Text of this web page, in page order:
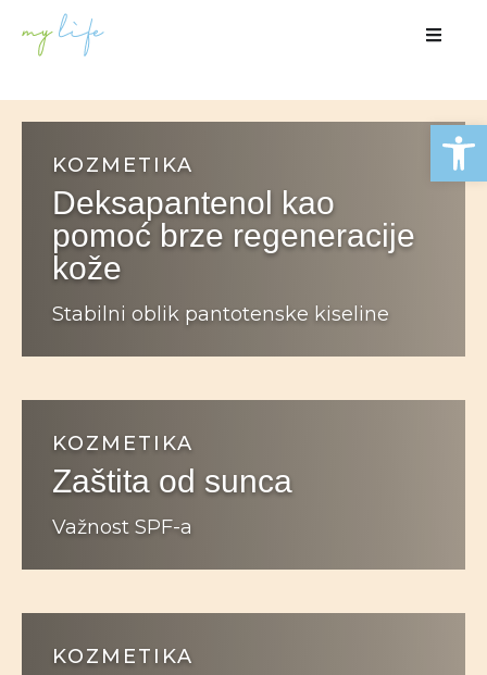
KOZMETIKA
Deksapantenol kao
pomoć brze regeneracije
kože
Stabilni oblik pantotenske kiseline
KOZMETIKA
Zaštita od sunca
Važnost SPF-a
KOZMETIKA